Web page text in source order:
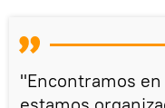
"Encontramos